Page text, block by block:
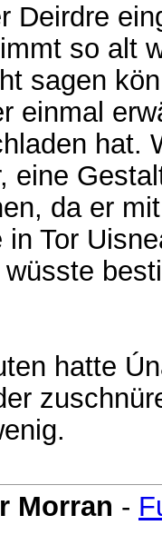
Deirdre
so alt
sagen
einmal
hat.
eine
da er
Tor
hatte
Morran -